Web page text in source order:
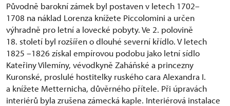
Původně barokní zámek byl postaven v letech 1702–
1708 na náklad Lorenza knížete Piccolomini a určen
výhradně pro letní a lovecké pobyty. Ve 2. polovině
18. století byl rozšířen o dlouhé severní křídlo. V letech
1825 –1826 získal empírovou podobu jako letní sídlo
Kateřiny Vilemíny, vévodkyně Zaháňské a princezny
Kuronské, proslulé hostitelky ruského cara Alexandra I.
a knížete Metternicha, důvěrného přítele. Při úpravách
interiérů byla zrušena zámecká kaple. Interiérová instalace